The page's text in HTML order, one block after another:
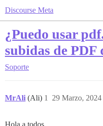
Discourse Meta
¿Puedo usar
subidas de PDF
Soporte
MrAli (Ali) 29 Marzo,
1
Hola a todos